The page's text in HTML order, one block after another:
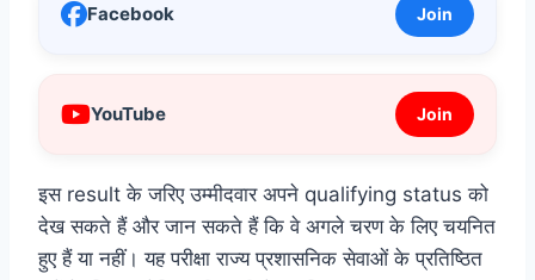
Facebook Join
YouTube Join
इस result के जरिए उम्मीदवार अपने qualifying status को
देख सकते हैं और जान सकते हैं कि वे अगले चरण के लिए चयनित
हुए हैं या नहीं। यह परीक्षा राज्य प्रशासनिक सेवाओं के प्रतिष्ठित